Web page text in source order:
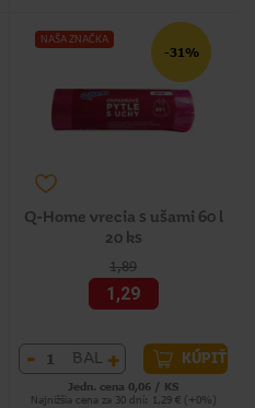
NAŠA ZNAČKA
-31%
Q-Home vrecia s ušami 60 l
20 ks
1,89
1,29
- BAL + KÚPIŤ
Jedn. cena 0,06 / KS
Najnižšia cena za 30 dní: 1,29 € (+0%)